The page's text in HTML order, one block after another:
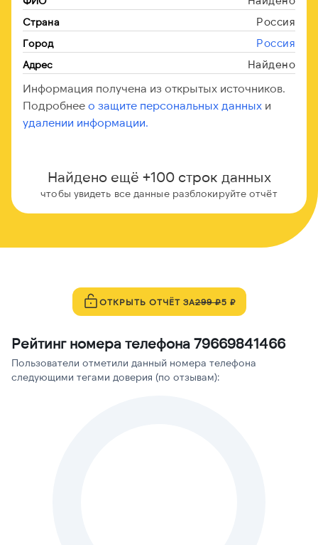
Страна Россия
Город Россия
Адрес Найдено
Информация получена из открытых источников.
Подробнее о защите персональных данных и
удалении информации.
Найдено ещё +100 строк данных
чтобы увидеть все данные разблокируйте отчёт
ОТКРЫТЬ ОТЧЁТ ЗА299 ₽5 ₽
Рейтинг номера телефона 79669841466
Пользователи отметили данный номера телефона
следующими тегами доверия (по отзывам):